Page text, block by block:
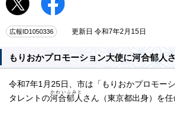
広報ID1050336 更新日 令和7年2月15日
もりおかプロモーション大使に河合郁人
令和7年1月25日、市は「もりおかプロモー
タレントの河合郁人
かわいふみと
さん（東京都出身）を任